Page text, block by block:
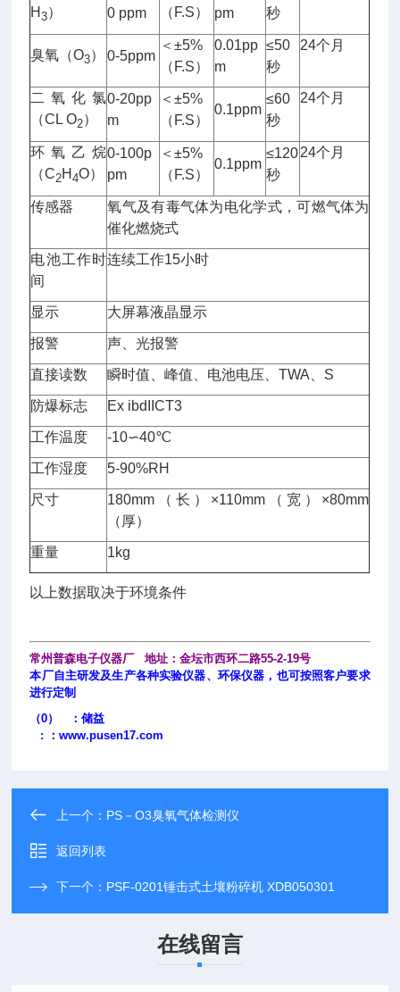
H 3）
0 ppm
（F.S）
pm
秒
臭氧（O3） 0-5ppm
＜±5%
（F.S）
0.01pp
m
≤50
秒
24个月
二氧化氯
（CL O2）
0-20pp
m
＜±5%
（F.S）
0.1ppm
≤60
秒
24个月
环氧乙烷
（C2H 4O）
0-100p
pm
＜±5%
（F.S）
0.1ppm
≤120
秒
24个月
传感器
氧气及有毒气体为电化学式，可燃气体为
催化燃烧式
电池工作时
间
连续工作15小时
显示 大屏幕液晶显示
报警 声、光报警
直接读数 瞬时值、峰值、电池电压、TWA、S
防爆标志 Ex ibdIICT3
工作温度 -10∽40℃
工作湿度 5-90%RH
尺寸
180mm（长）×110mm（宽）×80mm
（厚）
重量 1kg
以上数据取决于环境条件
常州普森电子仪器厂 地址：金坛市西环二路55-2-19号
本厂自主研发及生产各种实验仪器、环保仪器，也可按照客户要求
进行定制
（0） ：储益
: ：www.pusen17.com
上一个： PS－O3臭氧气体检测仪
返回列表
下一个： PSF-0201锤击式土壤粉碎机 XDB050301
在线留言